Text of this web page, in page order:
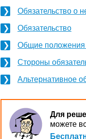
Обязательство о
Обязательство
Общие положения
Стороны
Альтернативное
Для
можете